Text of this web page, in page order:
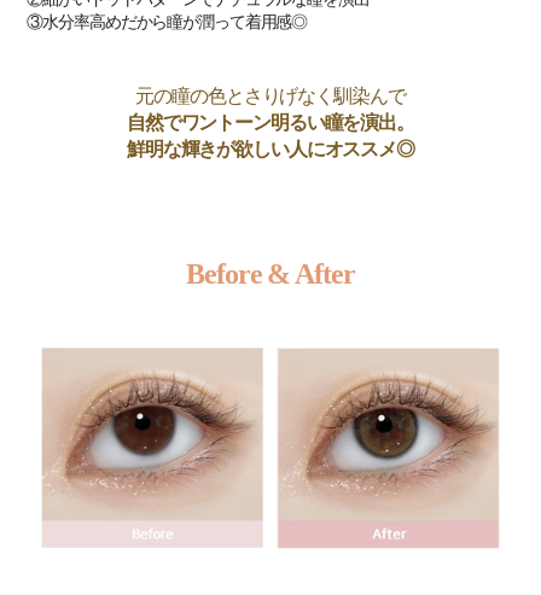
③水分率高めだから瞳が潤って着用感◎
元の瞳の色とさりげなく馴染んで
自然でワントーン明るい瞳を演出。
鮮明な輝きが欲しい人にオススメ◎
Before & After